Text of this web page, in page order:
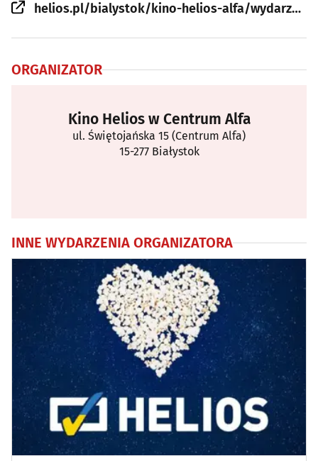
helios.pl/bialystok/kino-helios-alfa/wydarzenie/nt-live-audiencja-w-helios-na-scenie-2668
ORGANIZATOR
Kino Helios w Centrum Alfa
ul. Świętojańska 15 (Centrum Alfa)
15-277 Białystok
INNE WYDARZENIA ORGANIZATORA